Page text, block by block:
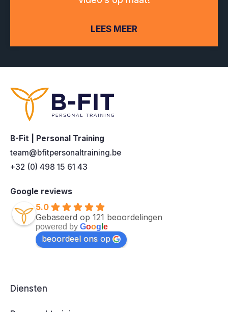
LEES MEER
B-Fit | Personal Training
team@bfitpersonaltraining.be
+32 (0) 498 15 61 43
Google reviews
5.0
Gebaseerd op 121 beoordelingen
powered by Goog e
beoordeel ons op
Diensten